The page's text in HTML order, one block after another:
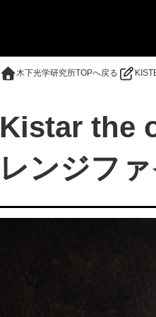
木下光学研究所TOPへ戻る
Kistar the
レンジフ